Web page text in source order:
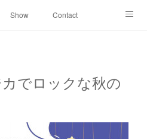
Show Contact
でロックな秋の